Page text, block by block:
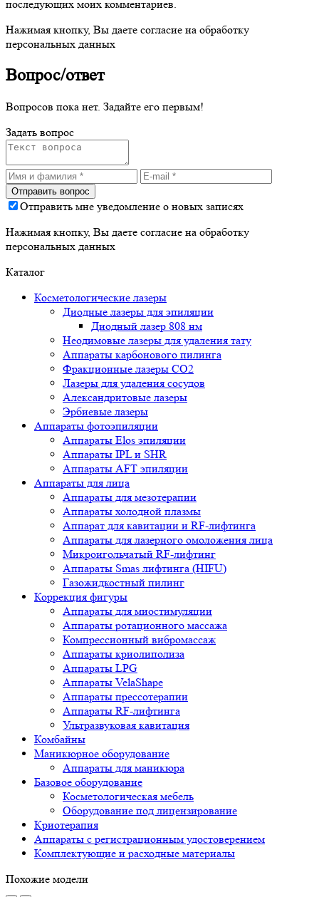
последующих моих комментариев.
Нажимая кнопку, Вы даете согласие на обработку
персональных данных
Вопрос/ответ
Вопросов пока нет. Задайте его первым!
Задать вопрос
Отправить мне уведомление о новых записях
Нажимая кнопку, Вы даете согласие на обработку
персональных данных
Каталог
Косметологические лазеры
Диодные лазеры для эпиляции
Диодный лазер 808 нм
Неодимовые лазеры для удаления тату
Аппараты карбонового пилинга
Фракционные лазеры CO2
Лазеры для удаления сосудов
Александритовые лазеры
Эрбиевые лазеры
Аппараты фотоэпиляции
Аппараты Elos эпиляции
Аппараты IPL и SHR
Аппараты AFT эпиляции
Аппараты для лица
Аппараты для мезотерапии
Аппараты холодной плазмы
Аппарат для кавитации и RF-лифтинга
Аппараты для лазерного омоложения лица
Микроигольчатый RF-лифтинг
Аппараты Smas лифтинга (HIFU)
Газожидкостный пилинг
Коррекция фигуры
Аппараты для миостимуляции
Аппараты ротационного массажа
Компрессионный вибромассаж
Аппараты криолиполиза
Аппараты LPG
Аппараты VelaShape
Аппараты прессотерапии
Аппараты RF-лифтинга
Ультразвуковая кавитация
Комбайны
Маникюрное оборудование
Аппараты для маникюра
Базовое оборудование
Косметологическая мебель
Оборудование под лицензирование
Криотерапия
Аппараты c регистрационным удостоверением
Комплектующие и расходные материалы
Похожие модели